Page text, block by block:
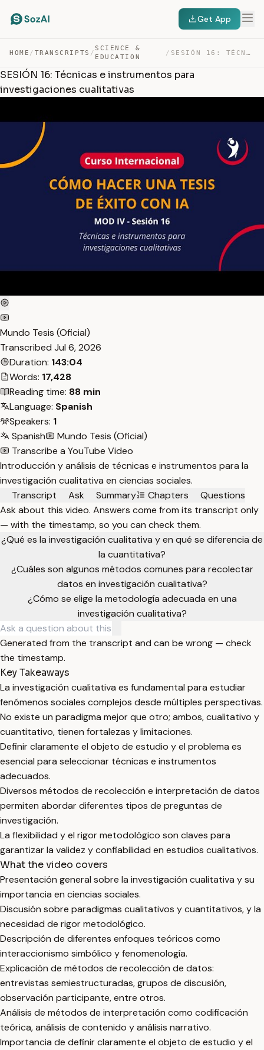
Get App
HOME / TRANSCRIPTS /
SCIENCE &
EDUCATION
/ SESIÓN 16: TÉCNICAS E INSTRUMENTOS PARA INVESTIGACIONES… — TRANSCRIPT
SESIÓN 16: Técnicas e instrumentos para
investigaciones cualitativas
Mundo Tesis (Oficial)
Transcribed Jul 6, 2026
Duration: 143:04
Words: 17,428
Reading time: 88 min
Language: Spanish
Speakers: 1
Spanish
Mundo Tesis (Oficial)
Transcribe a YouTube Video
Introducción y análisis de técnicas e instrumentos para la
investigación cualitativa en ciencias sociales.
Transcript
Ask Summary Chapters
Questions
Ask about this video. Answers come from its transcript only
— with the timestamp, so you can check them.
¿Qué es la investigación cualitativa y en qué se diferencia de
la cuantitativa?
¿Cuáles son algunos métodos comunes para recolectar
datos en investigación cualitativa?
¿Cómo se elige la metodología adecuada en una
investigación cualitativa?
Generated from the transcript and can be wrong — check
the timestamp.
Key Takeaways
La investigación cualitativa es fundamental para estudiar
fenómenos sociales complejos desde múltiples perspectivas.
No existe un paradigma mejor que otro; ambos, cualitativo y
cuantitativo, tienen fortalezas y limitaciones.
Definir claramente el objeto de estudio y el problema es
esencial para seleccionar técnicas e instrumentos
adecuados.
Diversos métodos de recolección e interpretación de datos
permiten abordar diferentes tipos de preguntas de
investigación.
La flexibilidad y el rigor metodológico son claves para
garantizar la validez y confiabilidad en estudios cualitativos.
What the video covers
Presentación general sobre la investigación cualitativa y su
importancia en ciencias sociales.
Discusión sobre paradigmas cualitativos y cuantitativos, y la
necesidad de rigor metodológico.
Descripción de diferentes enfoques teóricos como
interaccionismo simbólico y fenomenología.
Explicación de métodos de recolección de datos:
entrevistas semiestructuradas, grupos de discusión,
observación participante, entre otros.
Análisis de métodos de interpretación como codificación
teórica, análisis de contenido y análisis narrativo.
Importancia de definir claramente el objeto de estudio y el